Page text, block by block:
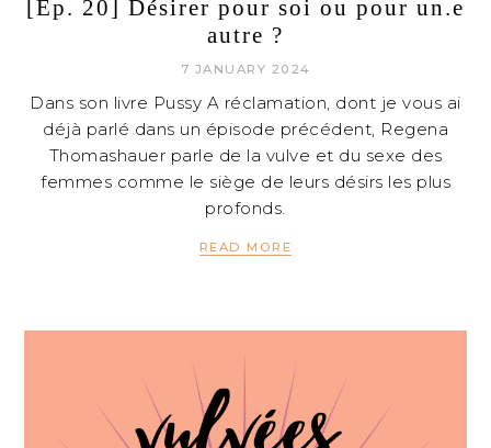
[Ep. 20] Désirer pour soi ou pour un.e
autre ?
7 JANUARY 2024
Dans son livre Pussy A réclamation, dont je vous ai
déjà parlé dans un épisode précédent, Regena
Thomashauer parle de la vulve et du sexe des
femmes comme le siège de leurs désirs les plus
profonds.
READ MORE